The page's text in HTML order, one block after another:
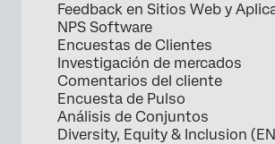
Feedback en Sitios Web y
NPS Software
Encuestas de Clientes
Investigación de mercados
Comentarios del cliente
Encuesta de Pulso
Análisis de Conjuntos
Diversity, Equity & Inclusion